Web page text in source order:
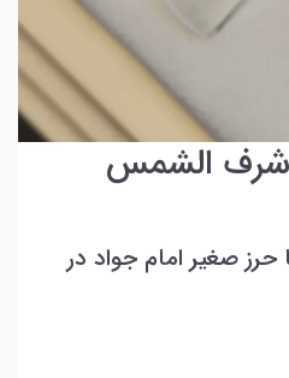
شرف الشمس
صغیر امام جواد در